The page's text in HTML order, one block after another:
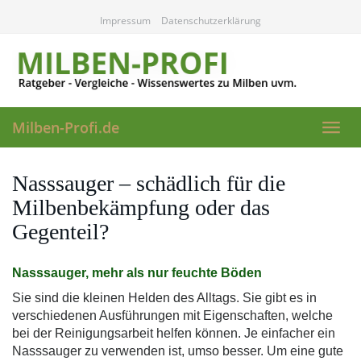
content
Impressum Datenschutzerklärung
Milben-Profi.de
Nasssauger – schädlich für die
Milbenbekämpfung oder das
Gegenteil?
Nasssauger, mehr als nur feuchte Böden
Sie sind die kleinen Helden des Alltags. Sie gibt es in
verschiedenen Ausführungen mit Eigenschaften, welche
bei der Reinigungsarbeit helfen können. Je einfacher ein
Nasssauger zu verwenden ist, umso besser. Um eine gute